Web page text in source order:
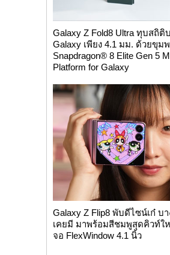
Galaxy Z Fold8 Ultra ทุบสถิติ
Galaxy เพียง 4.1 มม. ด้วยขุม
Snapdragon® 8 Elite Gen 5
Platform for Galaxy
Galaxy Z Flip8 พับดีไซน์เก๋ บ
เคยมี มาพร้อมสีชมพูสุดคิวท์ใ
จอ FlexWindow 4.1 นิ้ว